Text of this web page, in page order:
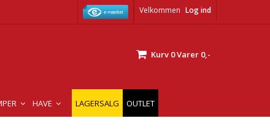
Velkommen Log ind
Kurv 0Varer 0,-
HAVE LAGERSALG OUTLET